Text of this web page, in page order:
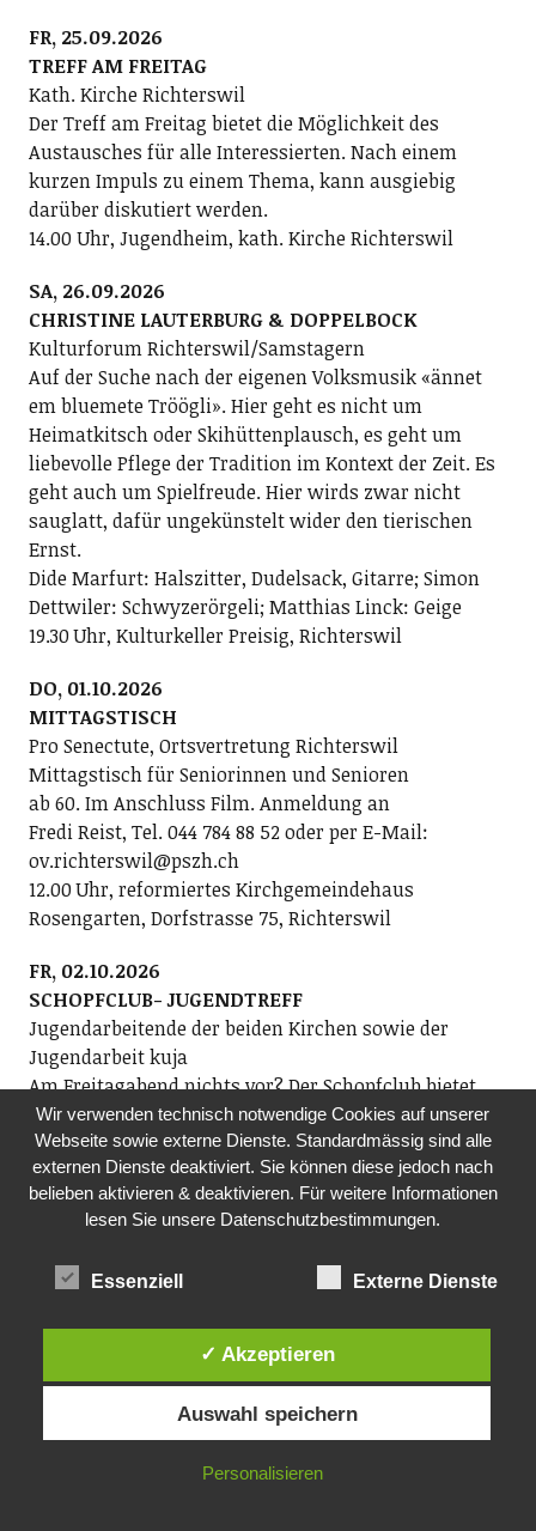
FR, 25.09.2026
TREFF AM FREITAG
Kath. Kirche Richterswil
Der Treff am Freitag bietet die Möglichkeit des
Austausches für alle Interessierten. Nach einem
kurzen Impuls zu einem Thema, kann ausgiebig
darüber diskutiert werden.
14.00 Uhr, Jugendheim, kath. Kirche Richterswil
SA, 26.09.2026
CHRISTINE LAUTERBURG & DOPPELBOCK
Kulturforum Richterswil/Samstagern
Auf der Suche nach der eigenen Volksmusik «ännet
em bluemete Tröögli». Hier geht es nicht um
Heimatkitsch oder Skihüttenplausch, es geht um
liebevolle Pflege der Tradition im Kontext der Zeit. Es
geht auch um Spielfreude. Hier wirds zwar nicht
sauglatt, dafür ungekünstelt wider den tierischen
Ernst.
Dide Marfurt: Halszitter, Dudelsack, Gitarre; ­Simon
Dettwiler: Schwyzerörgeli; Matthias Linck: Geige
19.30 Uhr, Kulturkeller Preisig, Richterswil
DO, 01.10.2026
MITTAGSTISCH
Pro Senectute, Ortsvertretung Richterswil
Mittagstisch für Seniorinnen und Senioren
ab 60. Im Anschluss Film. Anmeldung an
Fredi Reist, Tel. 044 784 88 52 oder per E-Mail:
ov.richterswil@pszh.ch
12.00 Uhr, reformiertes Kirchgemeindehaus
Rosengarten, Dorfstrasse 75, Richterswil
FR, 02.10.2026
SCHOPFCLUB- JUGENDTREFF
Jugendarbeitende der beiden Kirchen sowie der
Jugendarbeit kuja
Am Freitagabend nichts vor? Der Schopfclub bietet
Jugendlichen der Sekundarstufe einen Jugendtreff.
Ob Musik hören, einen Film schauen oder einfach nur
abhängen – du entscheidest, was du machen willst.
Komm vorbei und nimm deine Freunde mit!
19.00 Uhr, im ehemaligen Kindergarten Rosengarten
DO, 08.10.2026
Pro Senectute Kanton Zürich, Ortsvertretung
Tanz-Café mit dem beliebten Alleinunterhalter Geri
eingeladen, zu Livemusik das Tanzbein zu
Wir verwenden technisch notwendige Cookies auf unserer
Webseite sowie externe Dienste. Standardmässig sind alle
externen Dienste deaktiviert. Sie können diese jedoch nach
belieben aktivieren & deaktivieren. Für weitere Informationen
lesen Sie unsere Datenschutzbestimmungen.
Essenziell Externe Dienste
✓ Akzeptieren
Auswahl speichern
Personalisieren